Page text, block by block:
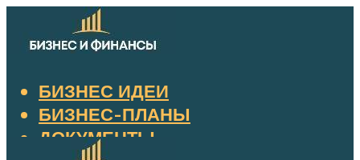
БИЗНЕС ИДЕИ
БИЗНЕС-ПЛАНЫ
ДОКУМЕНТЫ